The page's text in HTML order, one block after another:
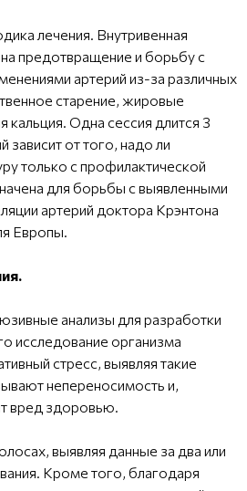
лечения. Внутривенная
предотвращение и борьбу с
артерий из-за различных
старение, жировые
Одна сессия длится 3
зависит от того, надо ли
только с профилактической
для борьбы с выявленными
артерий доктора Крэнтона
Европы.
анализы для разработки
исследование организма
стресс, выявляя такие
непереносимость и,
вред здоровью.
выявляя данные за два или
Кроме того, благодаря